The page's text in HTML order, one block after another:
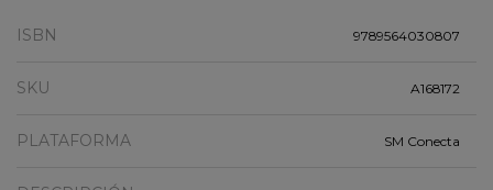
ISBN 9789564030807
SKU A168172
PLATAFORMA SM Conecta